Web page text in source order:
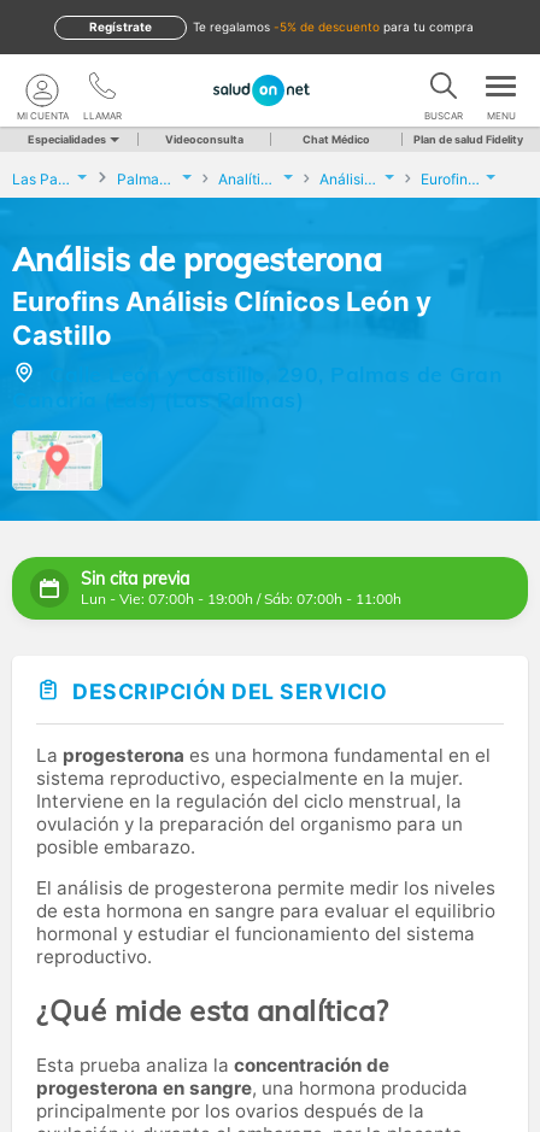
te regalamos -5% de descuento para tu compra
Regístrate
LLAMAR
MI CUENTA BUSCAR MENU
Especialidades Videoconsulta Chat Médico Plan de salud Fidelity
Las Palmas Palmas de Gran Canaria (Las) Analíticas y Genética Análisis de progesterona Eurofins Análisis Clínicos León y Castillo
Análisis de progesterona
Eurofins Análisis Clínicos León y
Castillo
Calle León y Castillo, 290, Palmas de Gran
Canaria (Las) (Las Palmas)
Sin cita previa
Lun - Vie: 07:00h - 19:00h / Sáb: 07:00h - 11:00h
DESCRIPCIÓN DEL SERVICIO
La progesterona es una hormona fundamental en el
sistema reproductivo, especialmente en la mujer.
Interviene en la regulación del ciclo menstrual, la
ovulación y la preparación del organismo para un
posible embarazo.
El análisis de progesterona permite medir los niveles
de esta hormona en sangre para evaluar el equilibrio
hormonal y estudiar el funcionamiento del sistema
reproductivo.
¿Qué mide esta analítica?
Esta prueba analiza la concentración de
progesterona en sangre, una hormona producida
principalmente por los ovarios después de la